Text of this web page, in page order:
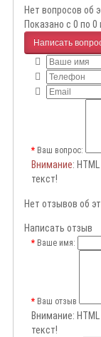
Нет вопросов об
Показано с 0 по 0
Написать
Ваш вопрос:
Внимание:
текст!
Нет отзывов об
Написать отзыв
Ваше имя:
Ваш отзыв
Внимание:
текст!